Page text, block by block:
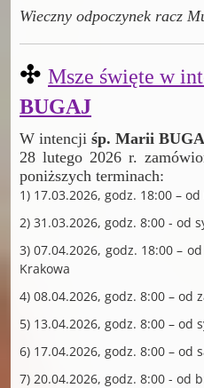
Wieczny odpoczynek racz
✣ Msze święte w
BUGAJ
W intencji śp. Marii
28 lutego 2026 r.
poniższych terminach:
1) 17.03.2026, godz. 18:00 –
2) 31.03.2026, godz. 8:00 - od
3) 07.04.2026, godz. 18:00 –
Krakowa
4) 08.04.2026, godz. 8:00 – od
5) 13.04.2026, godz. 8:00 – od
6) 17.04.2026, godz. 8:00 – od
7) 20.04.2026, godz. 8:00 - od